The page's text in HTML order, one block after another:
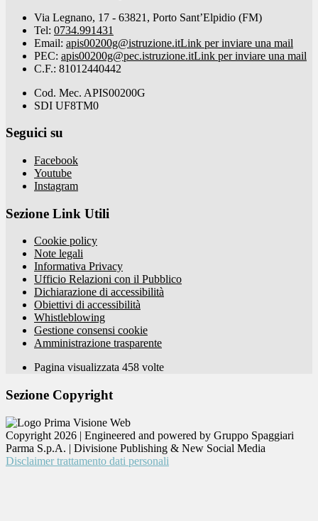
Via Legnano, 17 - 63821, Porto Sant’Elpidio (FM)
Tel: 0734.991431
Email: apis00200g@istruzione.itLink per inviare una mail
PEC: apis00200g@pec.istruzione.itLink per inviare una mail
C.F.: 81012440442
Cod. Mec. APIS00200G
SDI UF8TM0
Seguici su
Facebook
Youtube
Instagram
Sezione Link Utili
Cookie policy
Note legali
Informativa Privacy
Ufficio Relazioni con il Pubblico
Dichiarazione di accessibilità
Obiettivi di accessibilità
Whistleblowing
Gestione consensi cookie
Amministrazione trasparente
Pagina visualizzata 458 volte
Sezione Copyright
Copyright 2026 | Engineered and powered by Gruppo Spaggiari
Parma S.p.A. | Divisione Publishing & New Social Media
Disclaimer trattamento dati personali